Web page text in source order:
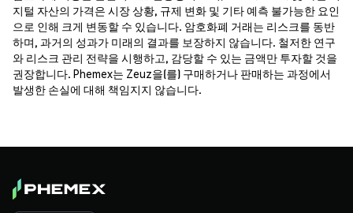
지털 자산의 가격은 시장 상황, 규제 변화 및 기타 예측 불가능한 요인
으로 인해 크게 변동할 수 있습니다. 암호화폐 거래는 리스크를 동반
하며, 과거의 성과가 미래의 결과를 보장하지 않습니다. 철저한 연구
와 리스크 관리 전략을 시행하고, 감당할 수 있는 금액만 투자할 것을
권장합니다. Phemex는 Zeuz을(를) 구매하거나 판매하는 과정에서
발생한 손실에 대해 책임지지 않습니다.